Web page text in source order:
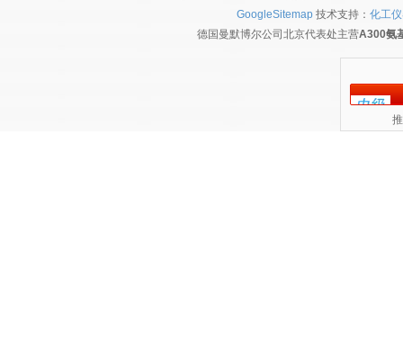
GoogleSitemap 技术支持：化工
德国曼默博尔公司北京代表处主营A300氨